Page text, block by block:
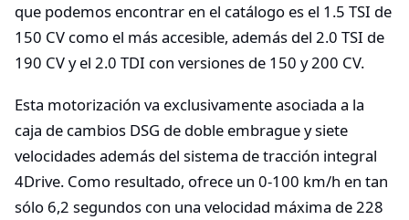
que podemos encontrar en el catálogo es el 1.5 TSI de
150 CV como el más accesible, además del 2.0 TSI de
190 CV y el 2.0 TDI con versiones de 150 y 200 CV.
Esta motorización va exclusivamente asociada a la
caja de cambios DSG de doble embrague y siete
velocidades además del sistema de tracción integral
4Drive. Como resultado, ofrece un 0-100 km/h en tan
sólo 6,2 segundos con una velocidad máxima de 228